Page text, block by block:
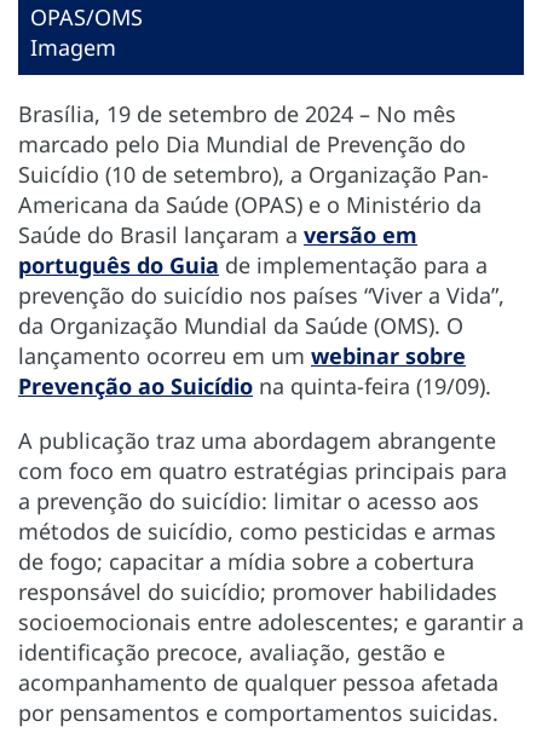
OPAS/OMS
Imagem
Brasília, 19 de setembro de 2024 – No mês
marcado pelo Dia Mundial de Prevenção do
Suicídio (10 de setembro), a Organização Pan-
Americana da Saúde (OPAS) e o Ministério da
Saúde do Brasil lançaram a versão em
português do Guia de implementação para a
prevenção do suicídio nos países “Viver a Vida”,
da Organização Mundial da Saúde (OMS). O
lançamento ocorreu em um webinar sobre
Prevenção ao Suicídio na quinta-feira (19/09).
A publicação traz uma abordagem abrangente
com foco em quatro estratégias principais para
a prevenção do suicídio: limitar o acesso aos
métodos de suicídio, como pesticidas e armas
de fogo; capacitar a mídia sobre a cobertura
responsável do suicídio; promover habilidades
socioemocionais entre adolescentes; e garantir a
identificação precoce, avaliação, gestão e
acompanhamento de qualquer pessoa afetada
por pensamentos e comportamentos suicidas.